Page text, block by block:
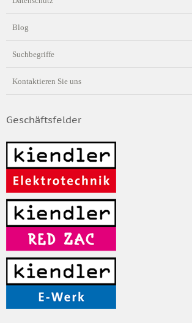
Blog
Suchbegriffe
Kontaktieren Sie uns
Geschäftsfelder